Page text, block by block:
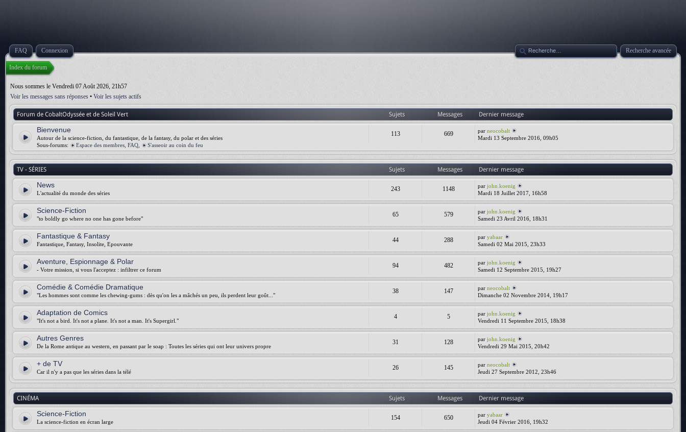
FAQ Connexion Recherche avancée
Index du forum
Nous sommes le Vendredi 07 Août 2026, 21h57
Voir les messages sans réponses • Voir les sujets actifs
Forum de CobaltOdyssée et de Soleil Vert Sujets Messages Dernier message
Bienvenue
Autour de la science-fiction, du fantastique, de la fantasy, du polar et des séries
Sous-forums:
Espace des membres, FAQ S'asseoir au coin du feu
113 669 parneocobalt
Mardi 13 Septembre 2016, 09h05
TV - SÉRIES Sujets Messages Dernier message
News
L'actualité du monde des séries
243 1148 parjohn.koenig
Mardi 18 Juillet 2017, 16h58
Science-Fiction
"to boldly go where no one has gone before"
65 579 parjohn.koenig
Samedi 23 Avril 2016, 18h31
Fantastique & Fantasy
Fantastique, Fantasy, Insolite, Epouvante
44 288 paryabaar
Samedi 02 Mai 2015, 23h33
Aventure, Espionnage & Polar
- Votre mission, si vous l'acceptez : infiltrer ce forum
94 482 parjohn.koenig
Samedi 12 Septembre 2015, 19h27
Comédie & Comédie Dramatique
"Les hommes sont comme les chewing-gums : dès qu'on les a mâchés un peu, ils perdent leur goût..."
38 147 parneocobalt
Dimanche 02 Novembre 2014, 19h17
Adaptation de Comics
"It's not a bird. It's not a plane. It's not a man. It's Supergirl."
4 5 parjohn.koenig
Vendredi 11 Septembre 2015, 18h38
Autres Genres
De la Rome antique au western, en passant par le soap : Toutes les séries qui ont leur univers propre
31 128 parjohn.koenig
Vendredi 29 Mai 2015, 20h42
+ de TV
Car il n'y a pas que les séries dans la télé
26 145 parneocobalt
Jeudi 27 Septembre 2012, 23h46
CINÉMA Sujets Messages Dernier message
Science-Fiction
La science-fiction en écran large
154 650 paryabaar
Jeudi 04 Février 2016, 19h32